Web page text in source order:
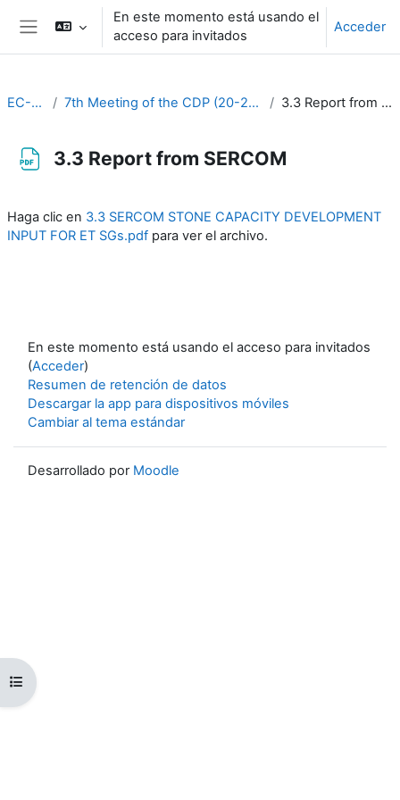
Salta al contenido principal
Panel lateral
En este momento está usando el
acceso para invitados
Acceder
Abrir índice del curso
EC-CDP 7th Meeting of the CDP (20-22 March 2023) 3.3 Report from SERCOM
3.3 Report from SERCOM
Haga clic en 3.3 SERCOM STONE CAPACITY DEVELOPMENT
INPUT FOR ET SGs.pdf para ver el archivo.
En este momento está usando el acceso para invitados
(Acceder)
Resumen de retención de datos
Descargar la app para dispositivos móviles
Cambiar al tema estándar
Desarrollado por Moodle